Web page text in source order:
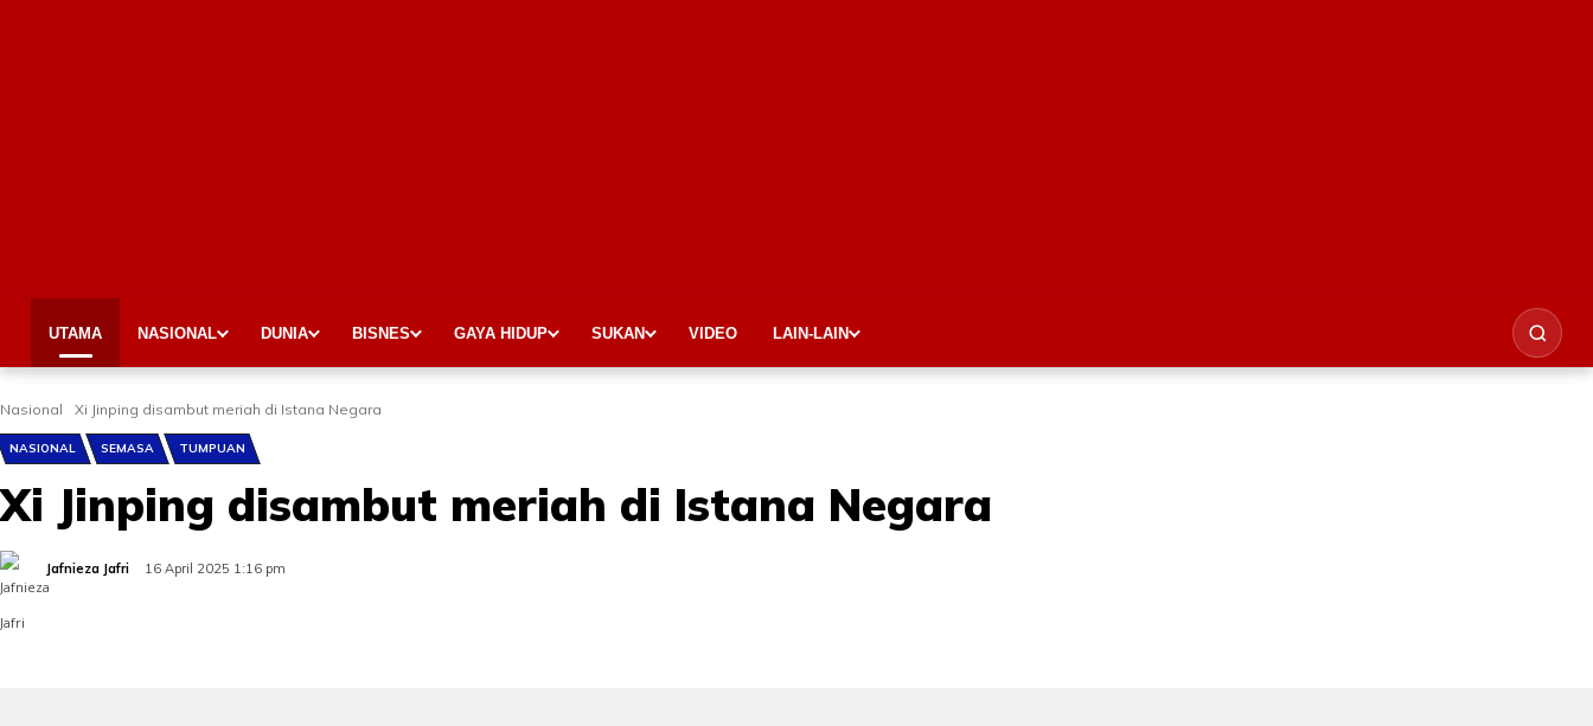
UTAMA NASIONAL DUNIA BISNES GAYA HIDUP SUKAN VIDEO LAIN-LAIN
Nasional Xi Jinping disambut meriah di Istana Negara
NASIONAL SEMASA TUMPUAN
Xi Jinping disambut meriah di Istana Negara
Jafnieza Jafri 16 April 2025 1:16 pm